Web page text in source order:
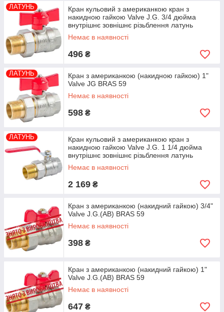
ЛАТУНЬ
Кран кульовий з американкою кран з
накидною гайкою Valve J.G. 3/4 дюйма
внутрішнє зовнішнє різьблення латунь
Немає в наявності
496 ₴
ЛАТУНЬ
Кран з американкою (накидною гайкою) 1"
Valve JG BRAS 59
Немає в наявності
598 ₴
ЛАТУНЬ
Кран кульовий з американкою кран з
накидною гайкою Valve J.G. 1 1/4 дюйма
внутрішнє зовнішнє різьблення латунь
Немає в наявності
2 169 ₴
Кран з американкою (накидний гайкою) 3/4"
Valve J.G.(AB) BRAS 59
Немає в наявності
398 ₴
Кран з американкою (накидний гайкою) 1"
Valve J.G.(AB) BRAS 59
Немає в наявності
647 ₴